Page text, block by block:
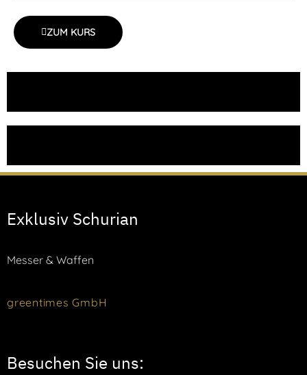
ZUM KURS
Exklusiv Schurian
Messer & Waffen
greentimes GmbH
Besuchen Sie uns: